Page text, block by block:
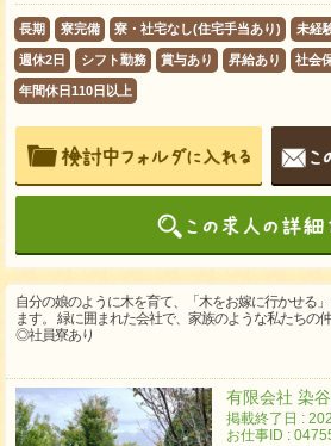
長期 寮完備 寮・社宅なし(住宅手当あり) 未経
週休2日 シフト勤務 賞与あり 昇給あり 社会
年間休日110日以上
自分の娘のように木を育て、「木をお嫁に行かせる
ます。 緑に囲まれた会社で、家族のような私たちの
◎社員寮あり
有限会社 染
掲載終了日 :
お仕事ID :